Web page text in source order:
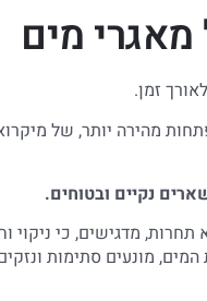
מים
זמן.
מהירה יותר, של
נקיים ובטוחים.
מדגישים, כי ניקוי
מונעים סתימות